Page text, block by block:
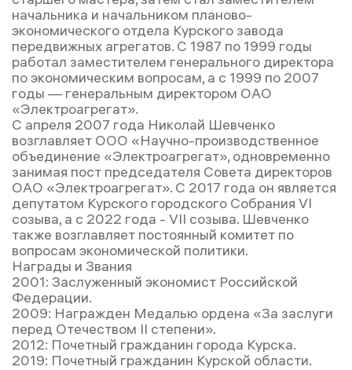
начальника и начальником планово-
экономического отдела Курского завода
передвижных агрегатов. С 1987 по 1999 годы
работал заместителем генерального директора
по экономическим вопросам, а с 1999 по 2007
годы — генеральным директором ОАО
«Электроагрегат».
С апреля 2007 года Николай Шевченко
возглавляет ООО «Научно-производственное
объединение «Электроагрегат», одновременно
занимая пост председателя Совета директоров
ОАО «Электроагрегат». С 2017 года он является
депутатом Курского городского Собрания VI
созыва, а с 2022 года - VII созыва. Шевченко
также возглавляет постоянный комитет по
вопросам экономической политики.
Награды и Звания
2001: Заслуженный экономист Российской
Федерации.
2009: Награжден Медалью ордена «За заслуги
перед Отечеством II степени».
2012: Почетный гражданин города Курска.
2019: Почетный гражданин Курской области.